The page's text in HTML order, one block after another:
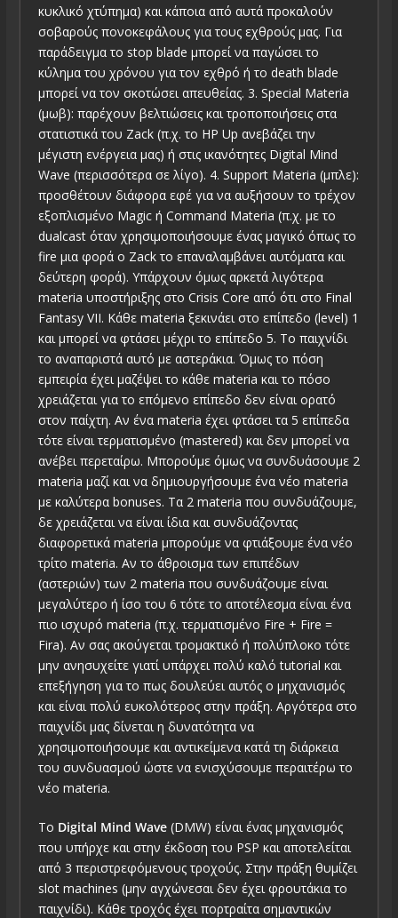
κυκλικό χτύπημα) και κάποια από αυτά προκαλούν
σοβαρούς πονοκεφάλους για τους εχθρούς μας. Για
παράδειγμα το stop blade μπορεί να παγώσει το
κύλημα του χρόνου για τον εχθρό ή το death blade
μπορεί να τον σκοτώσει απευθείας. 3. Special Materia
(μωβ): παρέχουν βελτιώσεις και τροποποιήσεις στα
στατιστικά του Zack (π.χ. το HP Up ανεβάζει την
μέγιστη ενέργεια μας) ή στις ικανότητες Digital Mind
Wave (περισσότερα σε λίγο). 4. Support Materia (μπλε):
προσθέτουν διάφορα εφέ για να αυξήσουν το τρέχον
εξοπλισμένο Magic ή Command Materia (π.χ. με το
dualcast όταν χρησιμοποιήσουμε ένας μαγικό όπως το
fire μια φορά ο Zack το επαναλαμβάνει αυτόματα και
δεύτερη φορά). Υπάρχουν όμως αρκετά λιγότερα
materia υποστήριξης στο Crisis Core από ότι στο Final
Fantasy VII. Κάθε materia ξεκινάει στο επίπεδο (level) 1
και μπορεί να φτάσει μέχρι το επίπεδο 5. Το παιχνίδι
το αναπαριστά αυτό με αστεράκια. Όμως το πόση
εμπειρία έχει μαζέψει το κάθε materia και το πόσο
χρειάζεται για το επόμενο επίπεδο δεν είναι ορατό
στον παίχτη. Αν ένα materia έχει φτάσει τα 5 επίπεδα
τότε είναι τερματισμένο (mastered) και δεν μπορεί να
ανέβει περεταίρω. Μπορούμε όμως να συνδυάσουμε 2
materia μαζί και να δημιουργήσουμε ένα νέο materia
με καλύτερα bonuses. Τα 2 materia που συνδυάζουμε,
δε χρειάζεται να είναι ίδια και συνδυάζοντας
διαφορετικά materia μπορούμε να φτιάξουμε ένα νέο
τρίτο materia. Αν το άθροισμα των επιπέδων
(αστεριών) των 2 materia που συνδυάζουμε είναι
μεγαλύτερο ή ίσο του 6 τότε το αποτέλεσμα είναι ένα
πιο ισχυρό materia (π.χ. τερματισμένο Fire + Fire =
Fira). Αν σας ακούγεται τρομακτικό ή πολύπλοκο τότε
μην ανησυχείτε γιατί υπάρχει πολύ καλό tutorial και
επεξήγηση για το πως δουλεύει αυτός ο μηχανισμός
και είναι πολύ ευκολότερος στην πράξη. Αργότερα στο
παιχνίδι μας δίνεται η δυνατότητα να
χρησιμοποιήσουμε και αντικείμενα κατά τη διάρκεια
του συνδυασμού ώστε να ενισχύσουμε περαιτέρω το
νέο materia.
To Digital Mind Wave (DMW) είναι ένας μηχανισμός
που υπήρχε και στην έκδοση του PSP και αποτελείται
από 3 περιστρεφόμενους τροχούς. Στην πράξη θυμίζει
slot machines (μην αγχώνεσαι δεν έχει φρουτάκια το
παιχνίδι). Κάθε τροχός έχει πορτραίτα σημαντικών